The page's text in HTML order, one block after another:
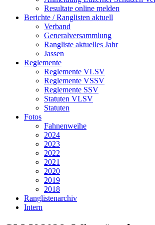
Resultate online melden
Berichte / Ranglisten aktuell
Verband
Generalversammlung
Rangliste aktuelles Jahr
Jassen
Reglemente
Reglemente VLSV
Reglemente VSSV
Reglemente SSV
Statuten VLSV
Statuten
Fotos
Fahnenweihe
2024
2023
2022
2021
2020
2019
2018
Ranglistenarchiv
Intern